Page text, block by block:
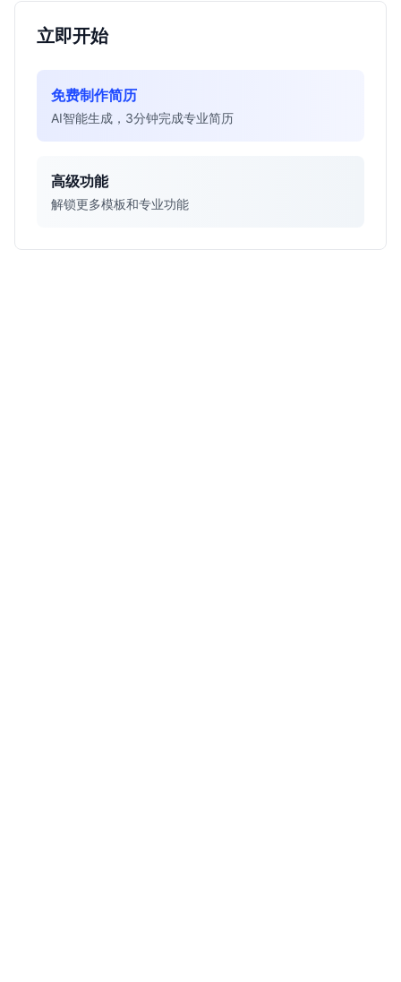
立即开始
免费制作简历
AI智能生成，3分钟完成专业简历
高级功能
解锁更多模板和专业功能